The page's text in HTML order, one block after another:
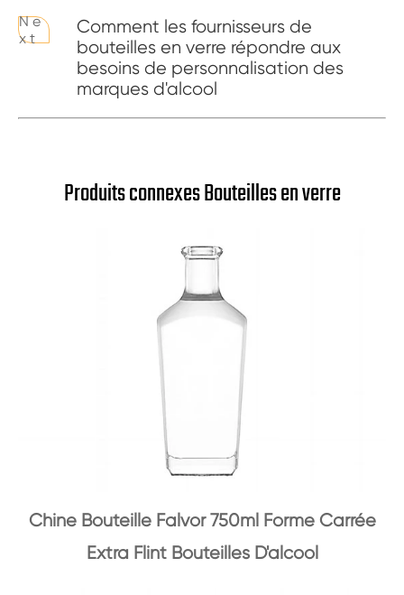
N e
x t
Comment les fournisseurs de
bouteilles en verre répondre aux
besoins de personnalisation des
marques d'alcool
Produits connexes Bouteilles en verre
Chine Bouteille Falvor 750ml Forme Carrée
Extra Flint Bouteilles D'alcool